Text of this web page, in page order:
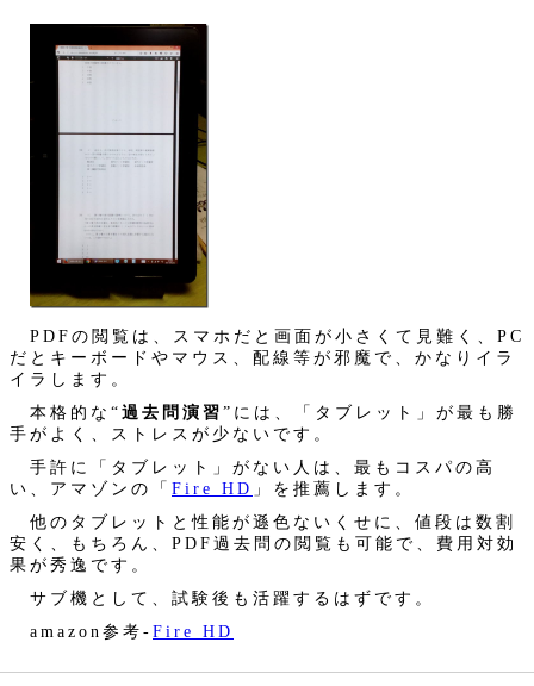
PDFの閲覧は、スマホだと画面が小さくて見難く、PC
だとキーボードやマウス、配線等が邪魔で、かなりイラ
イラします。
本格的な“過去問演習”には、「タブレット」が最も勝
手がよく、ストレスが少ないです。
手許に「タブレット」がない人は、最もコスパの高
い、アマゾンの「 Fire HD 」を推薦します。
他のタブレットと性能が遜色ないくせに、値段は数割
安く、もちろん、PDF過去問の閲覧も可能で、費用対効
果が秀逸です。
サブ機として、試験後も活躍するはずです。
amazon参考‐Fire HD